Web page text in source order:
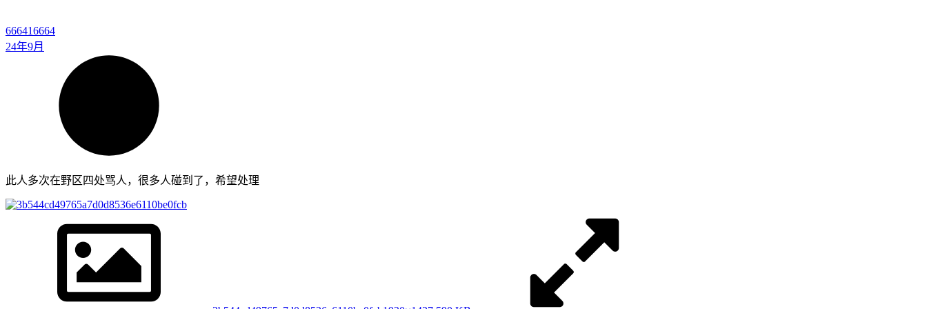
666416664
24年9月
此人多次在野区四处骂人，很多人碰到了，希望处理